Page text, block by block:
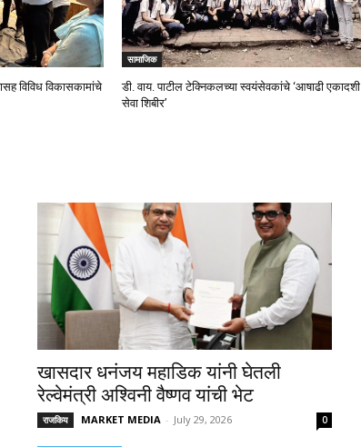
विविध विकासकामांचे
सामाजिक
डी. वाय. पाटील टेक्निकलच्या स्वयंसेवकांचे ‘आषाढी एकादशी
सेवा शिबीर’
खासदार धनंजय महाडिक यांनी घेतली
रेल्वेमंत्री अश्विनी वैष्णव यांची भेट
राजकिय MARKET MEDIA - July 29, 2026 0